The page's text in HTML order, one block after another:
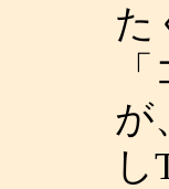
た
が